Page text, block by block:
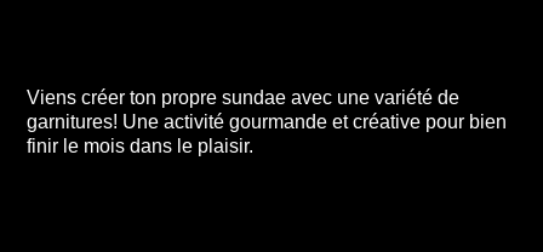
Viens créer ton propre sundae avec une variété de
garnitures! Une activité gourmande et créative pour bien
finir le mois dans le plaisir.